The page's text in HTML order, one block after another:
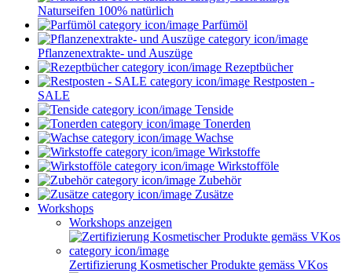
Naturseifen 100% natürlich
Parfümöl
Pflanzenextrakte- und Auszüge
Rezeptbücher
Restposten -
SALE
Tenside
Tonerden
Wachse
Wirkstoffe
Wirkstofföle
Zubehör
Zusätze
Workshops
Workshops anzeigen
Zertifizierung Kosmetischer Produkte gemäss VKos